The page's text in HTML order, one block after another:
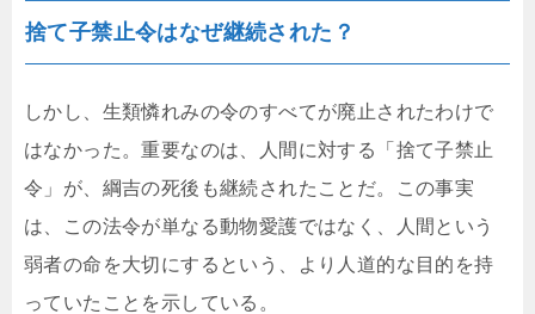
捨て子禁止令はなぜ継続された？
しかし、生類憐れみの令のすべてが廃止されたわけで
はなかった。重要なのは、人間に対する「捨て子禁止
令」が、綱吉の死後も継続されたことだ。この事実
は、この法令が単なる動物愛護ではなく、人間という
弱者の命を大切にするという、より人道的な目的を持
っていたことを示している。